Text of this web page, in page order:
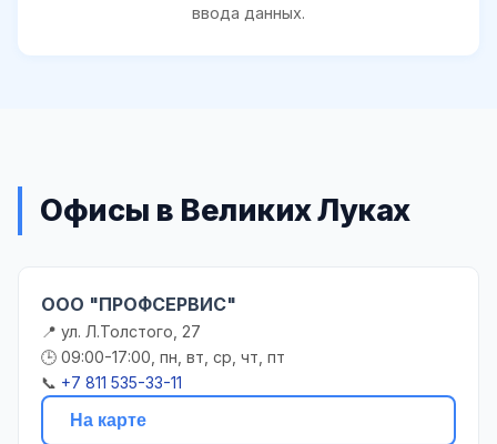
ввода данных.
Офисы в Великих Луках
ООО "ПРОФСЕРВИС"
📍 ул. Л.Толстого, 27
🕒 09:00-17:00, пн, вт, ср, чт, пт
📞 +7 811 535-33-11
На карте